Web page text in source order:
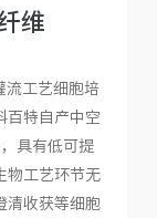
维
流工艺细胞培
百特自产中空
具有低可提
物工艺环节无
清收获等细胞